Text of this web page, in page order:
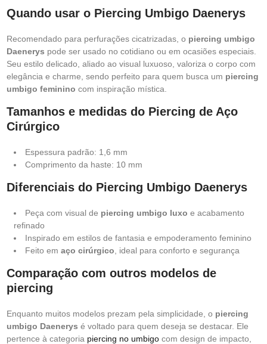
Quando usar o Piercing Umbigo Daenerys
Recomendado para perfurações cicatrizadas, o piercing umbigo
Daenerys pode ser usado no cotidiano ou em ocasiões especiais.
Seu estilo delicado, aliado ao visual luxuoso, valoriza o corpo com
elegância e charme, sendo perfeito para quem busca um piercing
umbigo feminino com inspiração mística.
Tamanhos e medidas do Piercing de Aço
Cirúrgico
Espessura padrão: 1,6 mm
Comprimento da haste: 10 mm
Diferenciais do Piercing Umbigo Daenerys
Peça com visual de piercing umbigo luxo e acabamento
refinado
Inspirado em estilos de fantasia e empoderamento feminino
Feito em aço cirúrgico , ideal para conforto e segurança
Comparação com outros modelos de
piercing
Enquanto muitos modelos prezam pela simplicidade, o piercing
umbigo Daenerys é voltado para quem deseja se destacar. Ele
pertence à categoria piercing no umbigo com design de impacto,